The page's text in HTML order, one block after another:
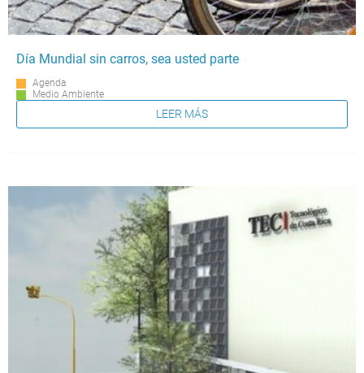
Día Mundial sin carros, sea usted parte
Agenda
Medio Ambiente
LEER MÁS